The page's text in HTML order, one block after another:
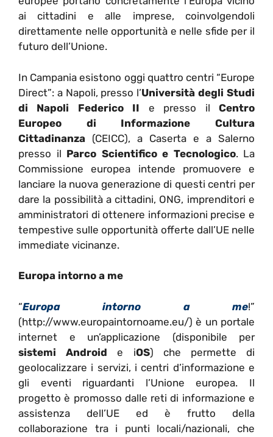
ai cittadini e alle imprese, coinvolgendoli
direttamente nelle opportunità e nelle sfide per il
futuro dell’Unione.
In Campania esistono oggi quattro centri “Europe
Direct”: a Napoli, presso l’Università degli Studi
di Napoli Federico II e presso ilCentro
Europeo di Informazione Cultura
Cittadinanza (CEICC), a Caserta e a Salerno
presso il Parco Scientifico e Tecnologico. La
Commissione europea intende promuovere e
lanciare la nuova generazione di questi centri per
dare la possibilità a cittadini, ONG, imprenditori e
amministratori di ottenere informazioni precise e
tempestive sulle opportunità offerte dall’UE nelle
immediate vicinanze.
Europa intorno a me
“Europa intorno a me!”
(http://www.europaintornoame.eu/) è un portale
internet e un’applicazione (disponibile per
sistemi Android e iOS) che permette di
geolocalizzare i servizi, i centri d’informazione e
gli eventi riguardanti l’Unione europea. Il
progetto è promosso dalle reti di informazione e
assistenza dell’UE ed è frutto della
collaborazione tra i punti locali/nazionali, che